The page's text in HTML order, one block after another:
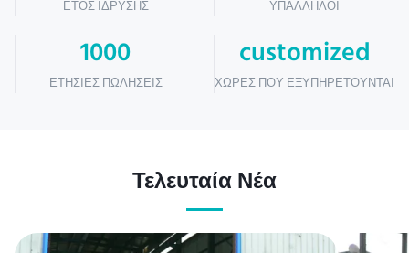
ΈΤΟΣ ΊΔΡΥΣΗΣ ΥΠΆΛΛΗΛΟΙ
1000
ΕΤΉΣΙΕΣ ΠΩΛΉΣΕΙΣ
customized
ΧΏΡΕΣ ΠΟΥ ΕΞΥΠΗΡΕΤΟΎΝΤΑΙ
Τελευταία Νέα